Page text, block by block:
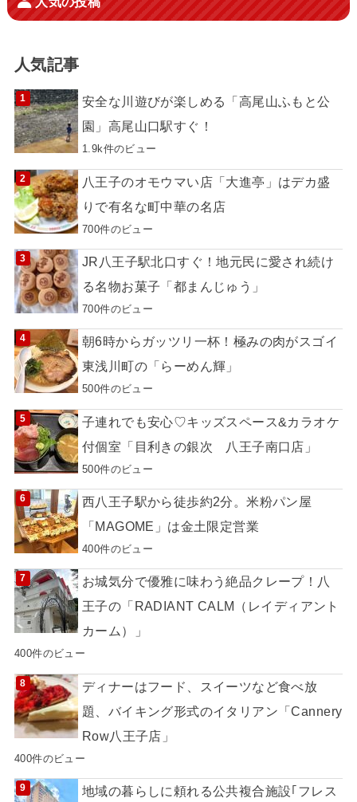
人気記事
安全な川遊びが楽しめる「高尾山ふもと公
園」高尾山口駅すぐ！
1.9k件のビュー
八王子のオモウマい店「大進亭」はデカ盛
りで有名な町中華の名店
700件のビュー
JR八王子駅北口すぐ！地元民に愛され続け
る名物お菓子「都まんじゅう」
700件のビュー
朝6時からガッツリ一杯！極みの肉がスゴイ
東浅川町の「らーめん輝」
500件のビュー
子連れでも安心♡キッズスペース&カラオケ
付個室「目利きの銀次 八王子南口店」
500件のビュー
西八王子駅から徒歩約2分。米粉パン屋
「MAGOME」は金土限定営業
400件のビュー
お城気分で優雅に味わう絶品クレープ！八
王子の「RADIANT CALM（レイディアント
カーム）」
400件のビュー
ディナーはフード、スイーツなど食べ放
題、バイキング形式のイタリアン「Cannery
Row八王子店」
400件のビュー
地域の暮らしに頼れる公共複合施設｢フレス